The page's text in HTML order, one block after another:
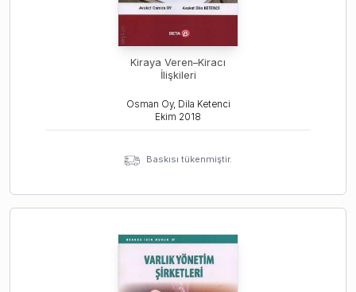
Kiraya Veren–Kiracı
İlişkileri
Osman Oy, Dila Ketenci
Ekim 2018
Baskısı tükenmiştir.